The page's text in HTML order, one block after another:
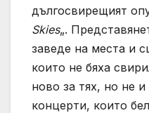
дългосвирещият
Skies„.
заведе на места и
които не бяха
ново за тях, но не
концерти, които